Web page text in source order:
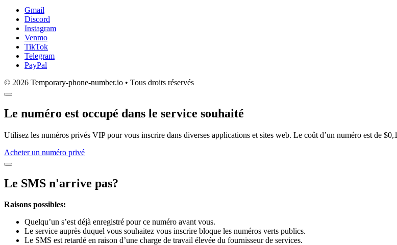
Gmail
Discord
Instagram
Venmo
TikTok
Telegram
PayPal
© 2026 Temporary-phone-number.io • Tous droits réservés
Le numéro est occupé dans le service souhaité
Utilisez les numéros privés VIP pour vous inscrire dans diverses applications et sites web. Le coût d’un numéro est de $0,1
Acheter un numéro privé
Le SMS n'arrive pas?
Raisons possibles:
Quelqu’un s’est déjà enregistré pour ce numéro avant vous.
Le service auprès duquel vous souhaitez vous inscrire bloque les numéros verts publics.
Le SMS est retardé en raison d’une charge de travail élevée du fournisseur de services.